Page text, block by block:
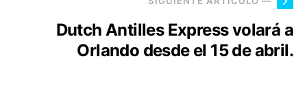
Dutch Antilles Express volará a
Orlando desde el 15 de abril.